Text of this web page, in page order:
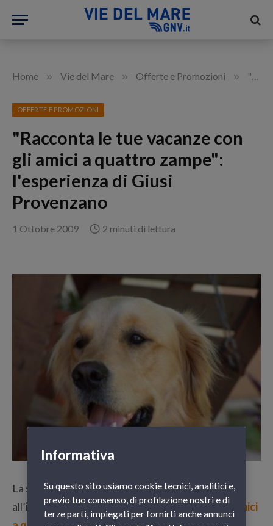
Home » Vie del Mare » Offerte e Promozioni » "Racconta le tue vacanze con gli amici a quattro zampe": l'esperienza di Giusi Provenzano
OFFERTE E PROMOZIONI
"Racconta le tue vacanze con
gli amici a quattro zampe":
l'esperienza di Giusi
Provenzano
1 Ottobre 2009 2 minuti di lettura
La signora Giusi Provenzanoha partecipato
all’iniziativa “Racconta le tue vacanze con gli amici
Informativa
Su questo sito usiamo cookie tecnici, analitici e,
previo tuo consenso, di profilazione nostri e di
terze parti, impiegati per fornirti anche annunci